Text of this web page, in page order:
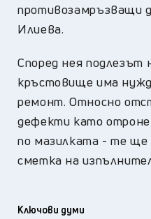
противозамръзващи
Илиева.
Според нея подлезът
кръстовище има
ремонт. Относно
дефекти като
по мазилката - те
сметка на
Ключови думи